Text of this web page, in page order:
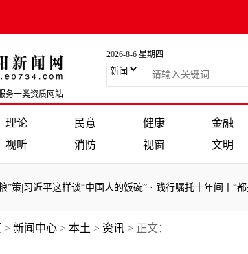
务一类资质网站
2026-8-6 星期四
理论 民意 健康 金融
视听 消防 视窗 文明
”策|习近平这样谈“中国人的饭碗” · 践行嘱托十年间丨“
> 新闻中心 > 本土 > 资讯 > 正文：